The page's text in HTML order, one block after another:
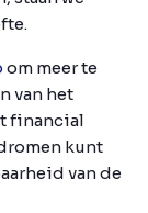
om meer te
van het
financial
kunt
van de